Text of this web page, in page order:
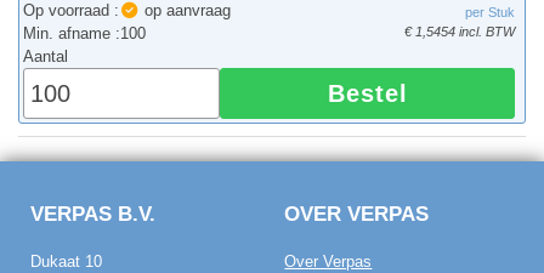
Op voorraad :
op aanvraag
Min. afname :100
per Stuk
€ 1,5454 incl. BTW
Aantal
Bestel
VERPAS B.V.
Dukaat 10
OVER VERPAS
Over Verpas